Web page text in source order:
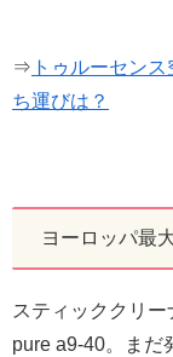
⇒ トゥルーセン
ち運びは？
ヨーロッパ最
スティッククリ
pure a9-40。まだ